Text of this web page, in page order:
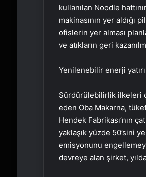
kullanılan Noodle
makinasının yer
ofislerin yer alması
ve atıkların geri
Yenilenebilir enerji
Sürdürülebilirlik ilkeleri
eden Oba Makarna,
Hendek Fabrikası’nın
yaklaşık yüzde 50’sini
emisyonunu
devreye alan şirket,